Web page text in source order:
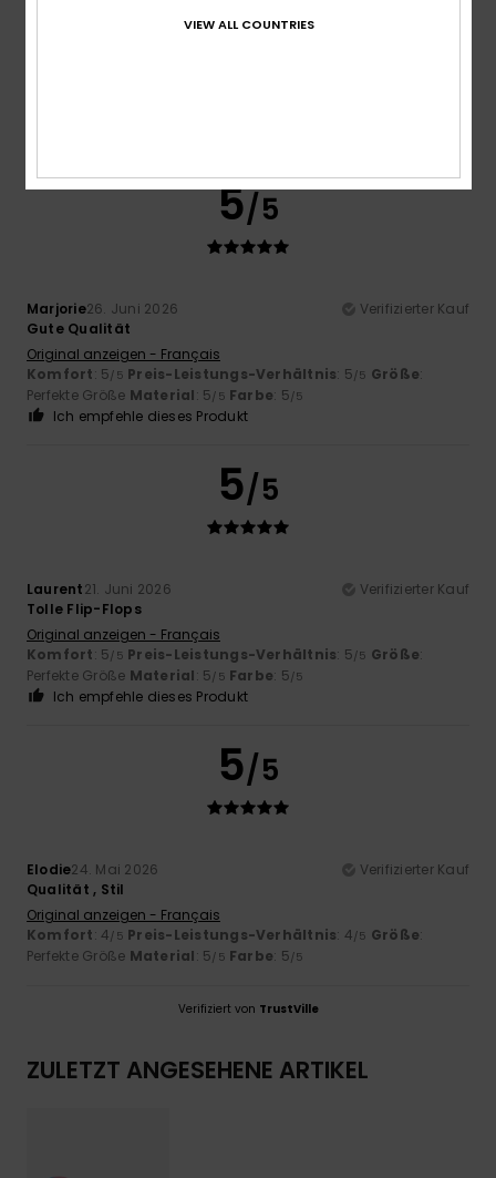
5/5
Marjorie26. Juni 2026
Verifizierter Kauf
Gute Qualität
Original anzeigen - Français
Komfort: 5/5 Preis-Leistungs-Verhältnis: 5/5 Größe:
Perfekte Größe Material: 5/5 Farbe: 5/5
Ich empfehle dieses Produkt
5/5
Laurent21. Juni 2026
Verifizierter Kauf
Tolle Flip-Flops
Original anzeigen - Français
Komfort: 5/5 Preis-Leistungs-Verhältnis: 5/5 Größe:
Perfekte Größe Material: 5/5 Farbe: 5/5
Ich empfehle dieses Produkt
5/5
Elodie24. Mai 2026
Verifizierter Kauf
Qualität , Stil
Original anzeigen - Français
Komfort: 4/5 Preis-Leistungs-Verhältnis: 4/5 Größe:
Perfekte Größe Material: 5/5 Farbe: 5/5
Verifiziert von TrustVille
ZULETZT ANGESEHENE ARTIKEL
VIEW ALL COUNTRIES